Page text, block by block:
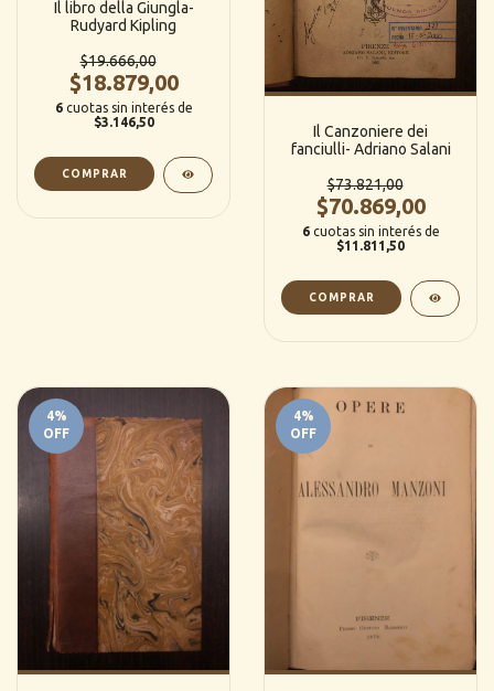
Il libro della Giungla-
Rudyard Kipling
$19.666,00
$18.879,00
6 cuotas sin interés de
$3.146,50
Il Canzoniere dei
fanciulli- Adriano Salani
$73.821,00
$70.869,00
6 cuotas sin interés de
$11.811,50
4%
OFF
4%
OFF